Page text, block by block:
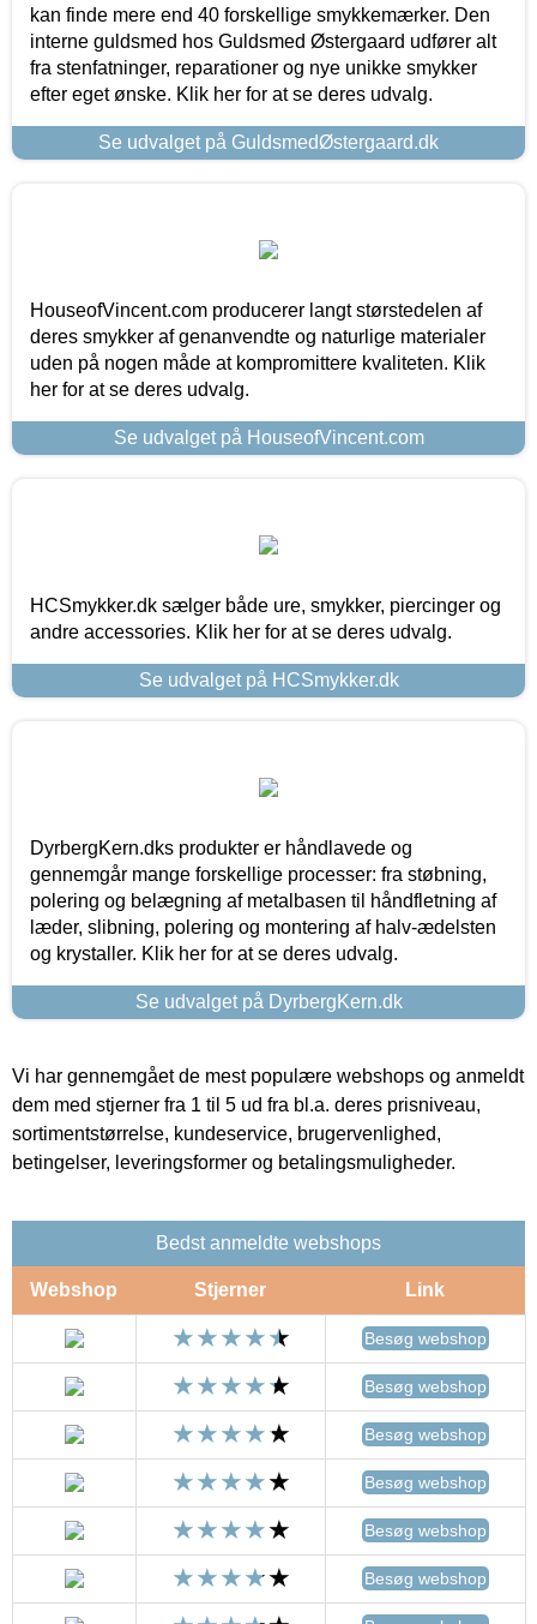
kan finde mere end 40 forskellige smykkemærker. Den
interne guldsmed hos Guldsmed Østergaard udfører alt
fra stenfatninger, reparationer og nye unikke smykker
efter eget ønske. Klik her for at se deres udvalg.
Se udvalget på GuldsmedØstergaard.dk
HouseofVincent.com producerer langt størstedelen af
deres smykker af genanvendte og naturlige materialer
uden på nogen måde at kompromittere kvaliteten. Klik
her for at se deres udvalg.
Se udvalget på HouseofVincent.com
HCSmykker.dk sælger både ure, smykker, piercinger og
andre accessories. Klik her for at se deres udvalg.
Se udvalget på HCSmykker.dk
DyrbergKern.dks produkter er håndlavede og
gennemgår mange forskellige processer: fra støbning,
polering og belægning af metalbasen til håndfletning af
læder, slibning, polering og montering af halv-ædelsten
og krystaller. Klik her for at se deres udvalg.
Se udvalget på DyrbergKern.dk
Vi har gennemgået de mest populære webshops og anmeldt
dem med stjerner fra 1 til 5 ud fra bl.a. deres prisniveau,
sortimentstørrelse, kundeservice, brugervenlighed,
betingelser, leveringsformer og betalingsmuligheder.
Bedst anmeldte webshops
Webshop Stjerner Link
Besøg webshop
Besøg webshop
Besøg webshop
Besøg webshop
Besøg webshop
Besøg webshop